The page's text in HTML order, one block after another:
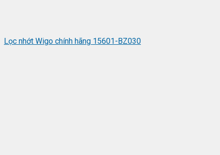
Lọc nhớt Wigo chính hãng 15601-BZ030